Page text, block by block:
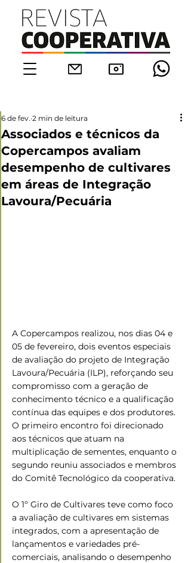
Associados e técnicos da
Copercampos avaliam
desempenho de cultivares
em áreas de Integração
Lavoura/Pecuária
6 de fev. 2 min de leitura
A Copercampos realizou, nos dias 04 e
05 de fevereiro, dois eventos especiais
de avaliação do projeto de Integração
Lavoura/Pecuária (ILP), reforçando seu
compromisso com a geração de
conhecimento técnico e a qualificação
contínua das equipes e dos produtores.
O primeiro encontro foi direcionado
aos técnicos que atuam na
multiplicação de sementes, enquanto o
segundo reuniu associados e membros
do Comitê Tecnológico da cooperativa.
O 1º Giro de Cultivares teve como foco
a avaliação de cultivares em sistemas
integrados, com a apresentação de
lançamentos e variedades pré-
comerciais, analisando o desempenho